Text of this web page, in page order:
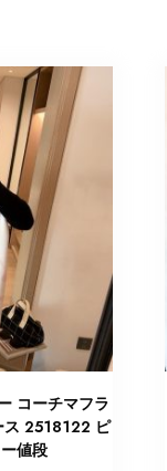
コーチマフラ
ス 2518122 ピ
値段